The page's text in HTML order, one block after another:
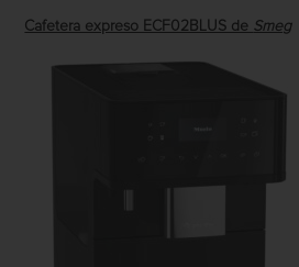
Cafetera expreso ECF02BLUS de Smeg